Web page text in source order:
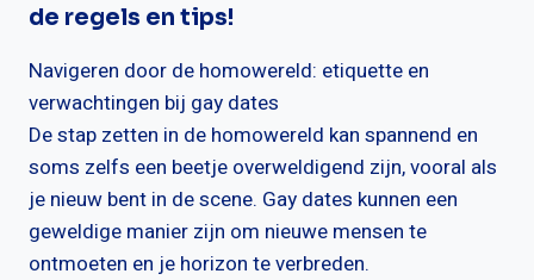
de regels en tips!
Navigeren door de homowereld: etiquette en
verwachtingen bij gay dates
De stap zetten in de homowereld kan spannend en
soms zelfs een beetje overweldigend zijn, vooral als
je nieuw bent in de scene. Gay dates kunnen een
geweldige manier zijn om nieuwe mensen te
ontmoeten en je horizon te verbreden.